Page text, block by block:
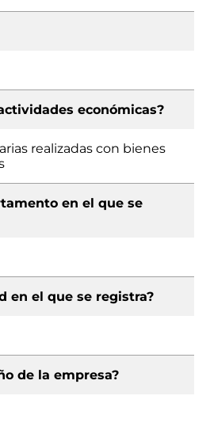
económicas?
realizadas con bienes
en el que se
en el que se registra?
de la empresa?